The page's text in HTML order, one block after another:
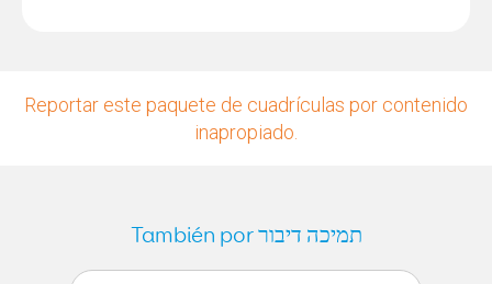
Reportar este paquete de cuadrículas por contenido
inapropiado.
También por תמיכה דיבור